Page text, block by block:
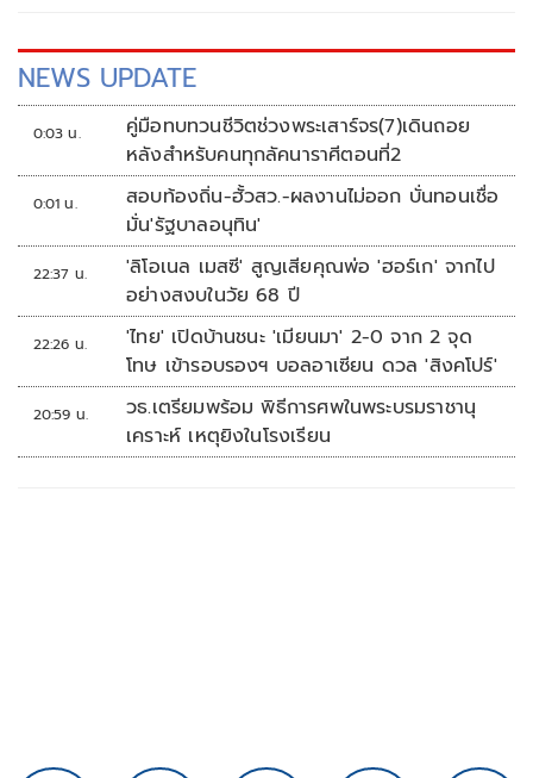
NEWS UPDATE
0:03 น.
คู่มือทบทวนชีวิตช่วงพระเสาร์จร(7)เดินถอย
หลังสำหรับคนทุกลัคนาราศีตอนที่2
0:01 น.
สอบท้องถิ่น-ฮั้วสว.-ผลงานไม่ออก บั่นทอนเชื่อ
มั่น'รัฐบาลอนุทิน'
22:37 น.
'ลิโอเนล เมสซี' สูญเสียคุณพ่อ 'ฮอร์เก' จากไป
อย่างสงบในวัย 68 ปี
22:26 น.
'ไทย' เปิดบ้านชนะ 'เมียนมา' 2-0 จาก 2 จุด
โทษ เข้ารอบรองฯ บอลอาเซียน ดวล 'สิงคโปร์'
20:59 น.
วธ.เตรียมพร้อม พิธีการศพในพระบรมราชานุ
เคราะห์ เหตุยิงในโรงเรียน